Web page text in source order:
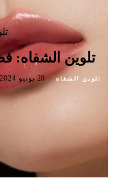
تلوين الشفاه:
تلوين الشفاه ·20 يونيو 2024